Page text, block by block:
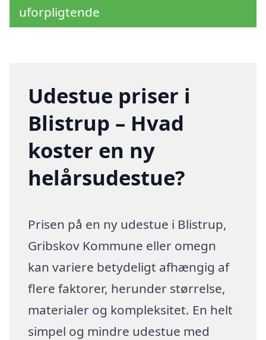
uforpligtende
Udestue priser i
Blistrup – Hvad
koster en ny
helårsudestue?
Prisen på en ny udestue i Blistrup,
Gribskov Kommune eller omegn
kan variere betydeligt afhængig af
flere faktorer, herunder størrelse,
materialer og kompleksitet. En helt
simpel og mindre udestue med